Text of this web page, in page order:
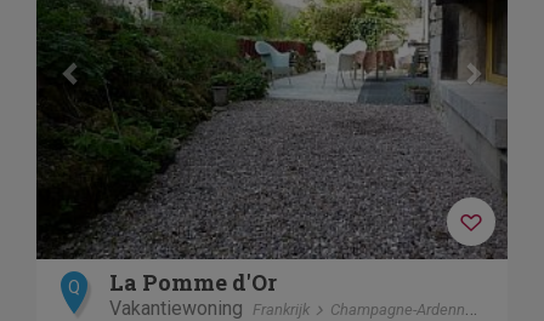
Q La Pomme d'Or
Vakantiewoning Frankrijk Champagne-Ardennen